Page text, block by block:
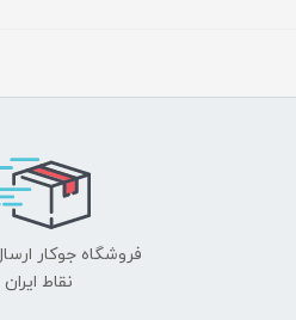
فروشگاه جوکار
نقاط ایران